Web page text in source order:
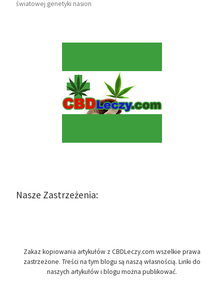
światowej genetyki nasion
Nasze Zastrzeżenia:
Zakaz kopiowania artykułów z CBDLeczy.com wszelkie prawa
zastrzeżone. Treści na tym blogu są naszą własnością. Linki do
naszych artykułów i blogu można publikować.